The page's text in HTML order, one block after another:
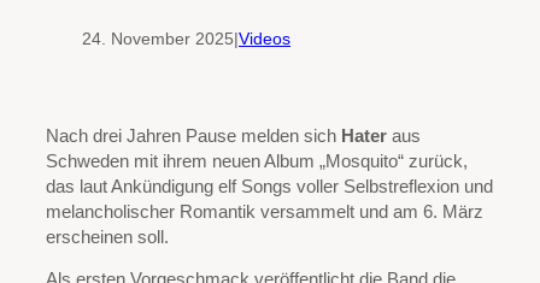
24. November 2025|Videos
Nach drei Jahren Pause melden sich Hater aus
Schweden mit ihrem neuen Album „Mosquito“ zurück,
das laut Ankündigung elf Songs voller Selbstreflexion und
melancholischer Romantik versammelt und am 6. März
erscheinen soll.